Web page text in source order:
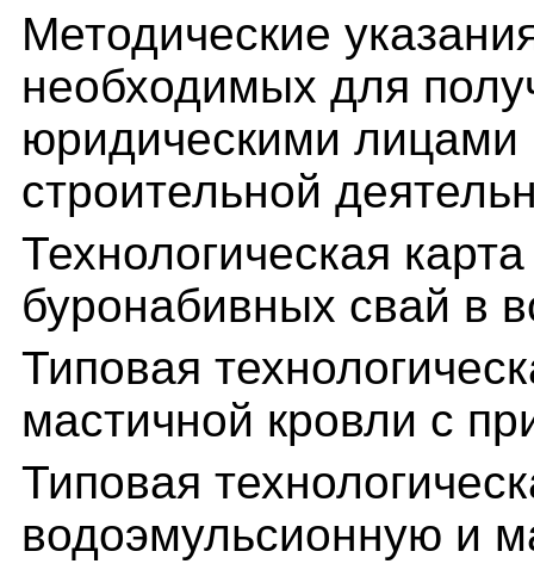
Методические
необходимых для
юридическими лицами
строительной
Технологическая
буронабивных свай в
Типовая
мастичной кровли с
Типовая
водоэмульсионную и